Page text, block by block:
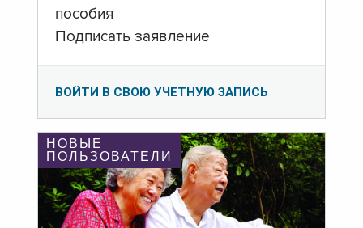
пособия
Подписать заявление
ВОЙТИ В СВОЮ УЧЕТНУЮ ЗАПИСЬ
НОВЫЕ
ПОЛЬЗОВАТЕЛИ